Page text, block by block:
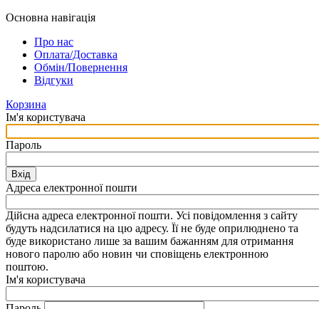
Основна навігація
Про нас
Оплата/Доставка
Обмін/Повернення
Відгуки
Корзина
Ім'я користувача
Пароль
Вхід
Адреса електронної пошти
Дійсна адреса електронної пошти. Усі повідомлення з сайту
будуть надсилатися на цю адресу. Її не буде оприлюднено та
буде використано лише за вашим бажанням для отримання
нового паролю або новин чи сповіщень електронною
поштою.
Ім'я користувача